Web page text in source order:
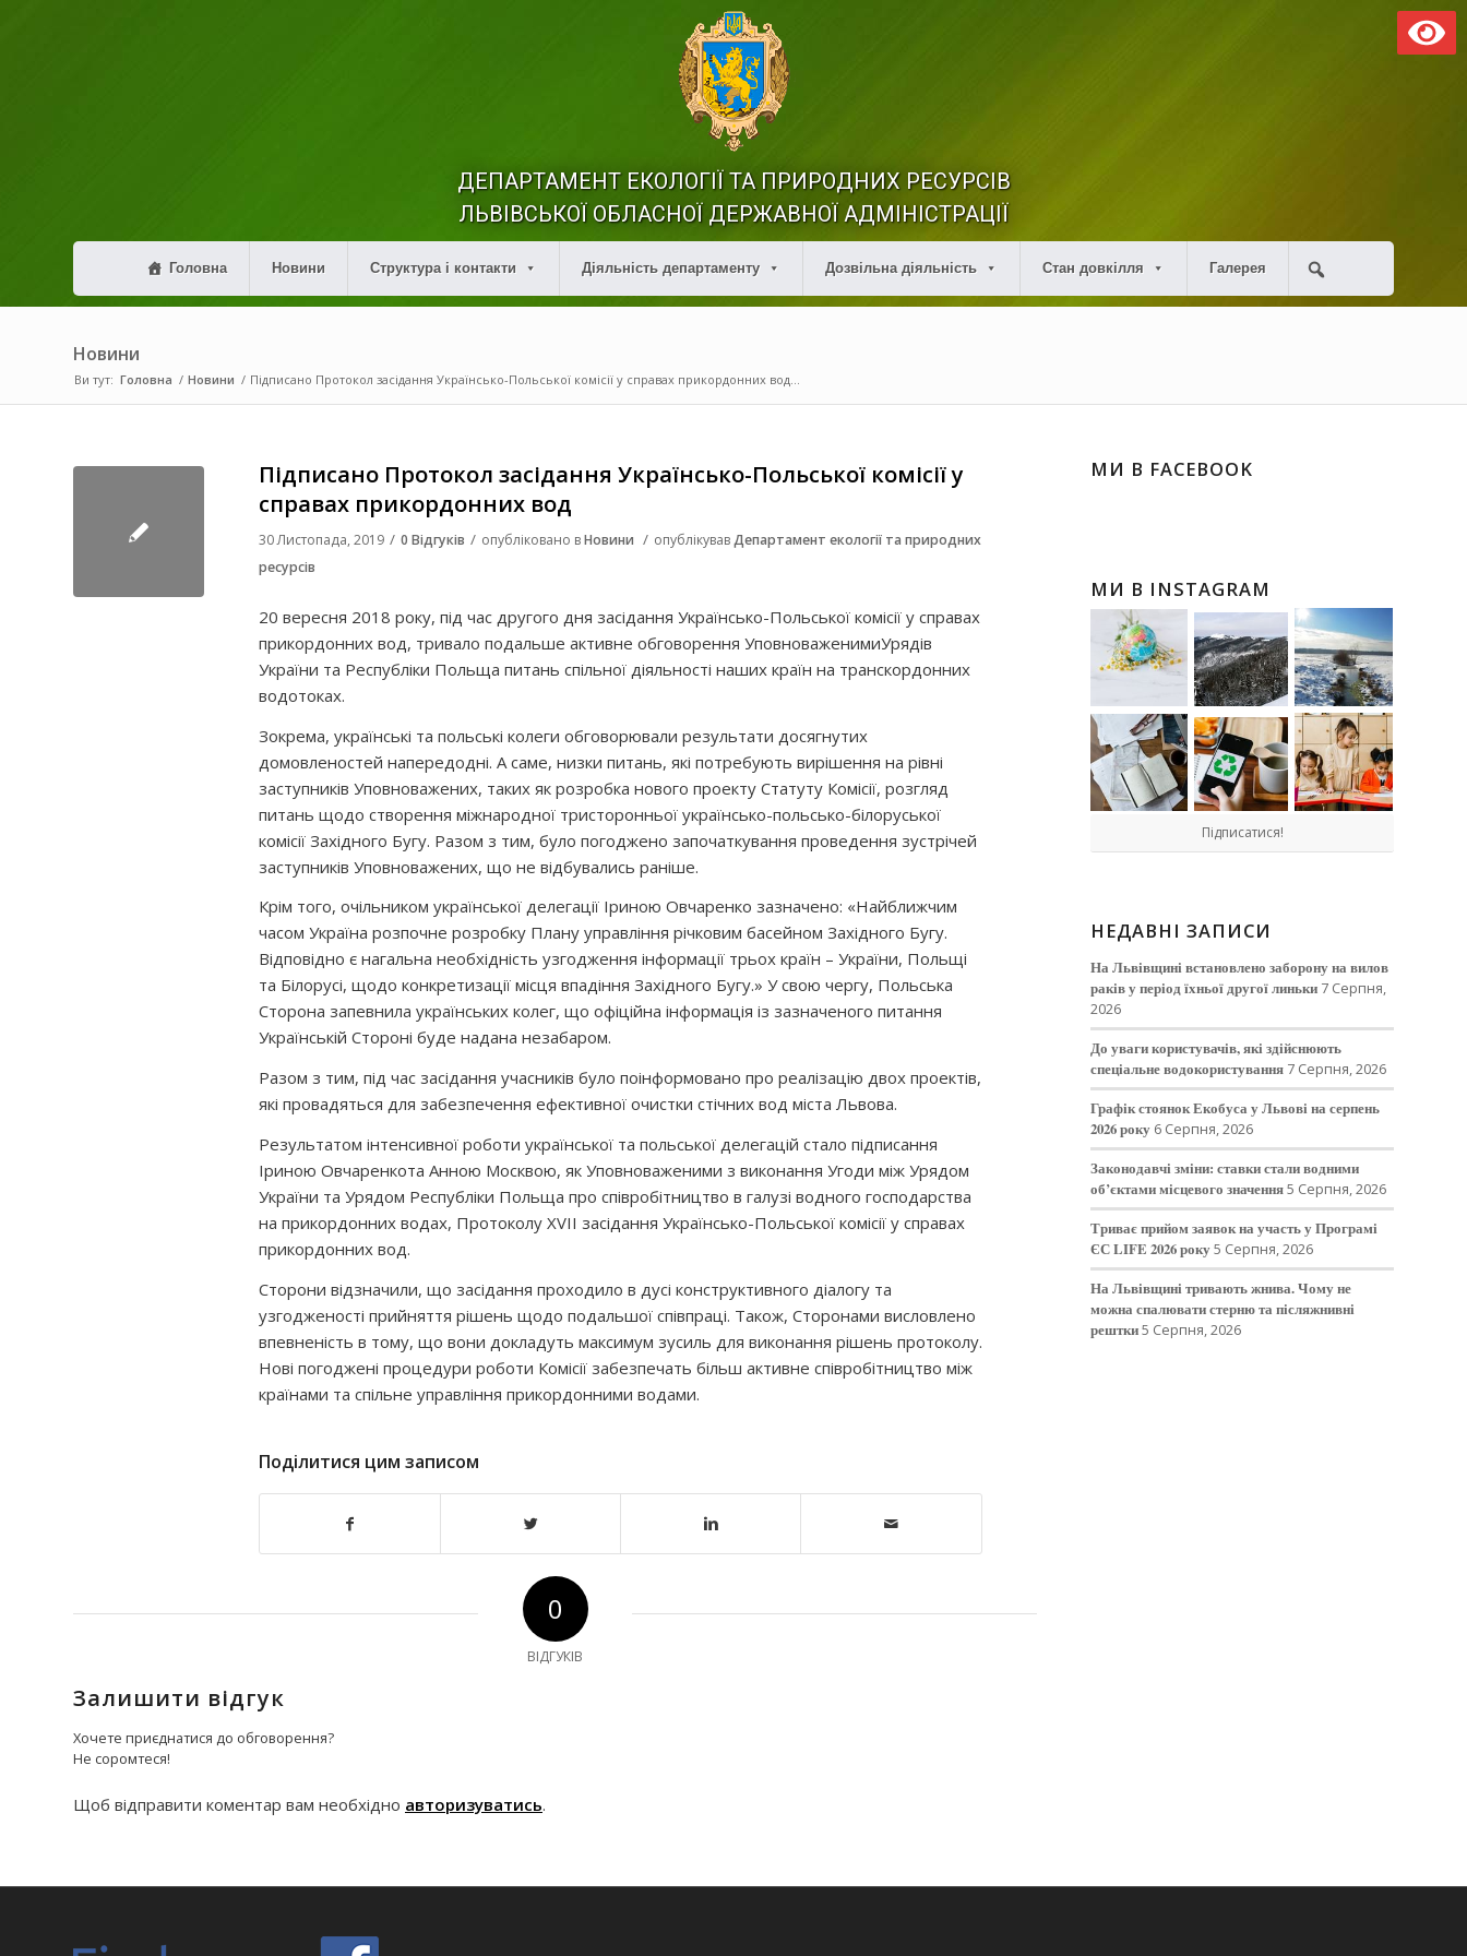
ДЕПАРТАМЕНТ ЕКОЛОГІЇ ТА ПРИРОДНИХ РЕСУРСІВ
ЛЬВІВСЬКОЇ ОБЛАСНОЇ ДЕРЖАВНОЇ АДМІНІСТРАЦІЇ
Головна Новини Структура і контакти Діяльність департаменту Дозвільна діяльність Стан довкілля Галерея
Новини
Ви тут: Головна / Новини / Підписано Протокол засідання Українсько-Польської комісії у справах прикордонних вод...
Підписано Протокол засідання Українсько-Польської комісії у
справах прикордонних вод
30 Листопада, 2019 / 0 Відгуків / опубліковано вНовини / опублікувавДепартамент екології та природних
ресурсів
20 вересня 2018 року, під час другого дня засідання Українсько-Польської комісії у справах
прикордонних вод, тривало подальше активне обговорення УповноваженимиУрядів
України та Республіки Польща питань спільної діяльності наших країн на транскордонних
водотоках.
Зокрема, українські та польські колеги обговорювали результати досягнутих
домовленостей напередодні. А саме, низки питань, які потребують вирішення на рівні
заступників Уповноважених, таких як розробка нового проекту Статуту Комісії, розгляд
питань щодо створення міжнародної тристоронньої українсько-польсько-білоруської
комісії Західного Бугу. Разом з тим, було погоджено започаткування проведення зустрічей
заступників Уповноважених, що не відбувались раніше.
Крім того, очільником української делегації Іриною Овчаренко зазначено: «Найближчим
часом Україна розпочне розробку Плану управління річковим басейном Західного Бугу.
Відповідно є нагальна необхідність узгодження інформації трьох країн – України, Польщі
та Білорусі, щодо конкретизації місця впадіння Західного Бугу.» У свою чергу, Польська
Сторона запевнила українських колег, що офіційна інформація із зазначеного питання
Українській Стороні буде надана незабаром.
Разом з тим, під час засідання учасників було поінформовано про реалізацію двох проектів,
які провадяться для забезпечення ефективної очистки стічних вод міста Львова.
Результатом інтенсивної роботи української та польської делегацій стало підписання
Іриною Овчаренкота Анною Москвою, як Уповноваженими з виконання Угоди між Урядом
України та Урядом Республіки Польща про співробітництво в галузі водного господарства
на прикордонних водах, Протоколу ХVIІ засідання Українсько-Польської комісії у справах
прикордонних вод.
Сторони відзначили, що засідання проходило в дусі конструктивного діалогу та
узгодженості прийняття рішень щодо подальшої співпраці. Також, Сторонами висловлено
впевненість в тому, що вони докладуть максимум зусиль для виконання рішень протоколу.
Нові погоджені процедури роботи Комісії забезпечать більш активне співробітництво між
країнами та спільне управління прикордонними водами.
Поділитися цим записом
0
ВІДГУКІВ
Залишити відгук
Хочете приєднатися до обговорення?
Не соромтеся!
Щоб відправити коментар вам необхідно авторизуватись.
МИ В FACEBOOK
МИ В INSTAGRAM
Підписатися!
НЕДАВНІ ЗАПИСИ
На Львівщині встановлено заборону на вилов
раків у період їхньої другої линьки 7 Серпня,
2026
До уваги користувачів, які здійснюють
спеціальне водокористування 7 Серпня, 2026
Графік стоянок Екобуса у Львові на серпень
2026 року 6 Серпня, 2026
Законодавчі зміни: ставки стали водними
об’єктами місцевого значення5 Серпня, 2026
Триває прийом заявок на участь у Програмі
ЄС LIFE 2026 року5 Серпня, 2026
На Львівщині тривають жнива. Чому не
можна спалювати стерню та післяжнивні
рештки5 Серпня, 2026